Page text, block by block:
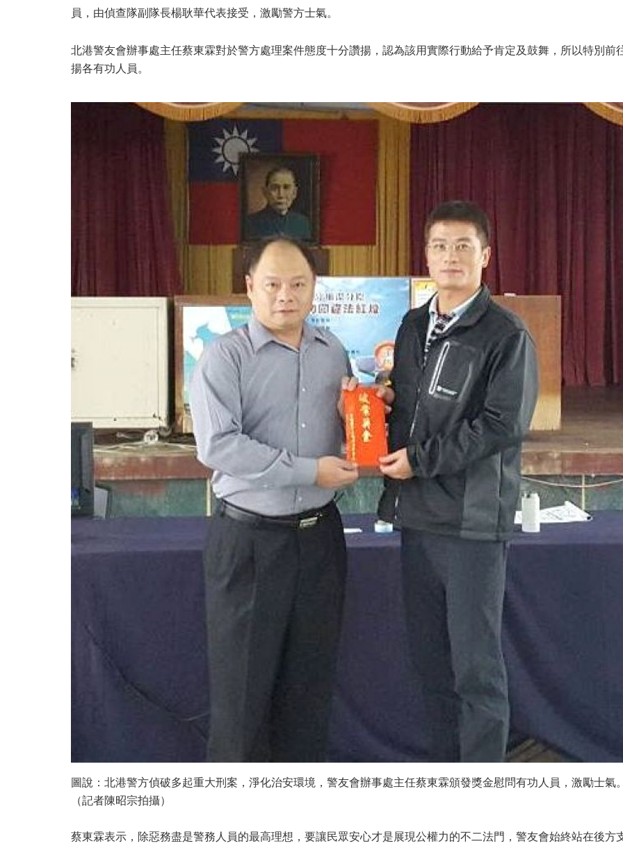
員，由偵查隊副隊長楊耿華代表接受，激勵警方士氣。
北港警友會辦事處主任蔡東霖對於警方處理案件態度十分讚揚，認為該用實際行動給予肯定及鼓舞，所以特別前
揚各有功人員。
圖說：北港警方偵破多起重大刑案，淨化治安環境，警友會辦事處主任蔡東霖頒發獎金慰問有功人員，激勵士氣
（記者陳昭宗拍攝）
蔡東霖表示，除惡務盡是警務人員的最高理想，要讓民眾安心才是展現公權力的不二法門，警友會始終站在後方